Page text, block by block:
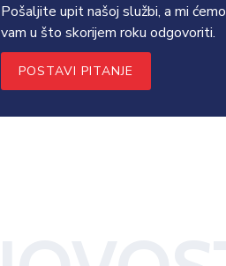
Pošaljite upit našoj službi, a mi ćemo
vam u što skorijem roku odgovoriti.
POSTAVI PITANJE